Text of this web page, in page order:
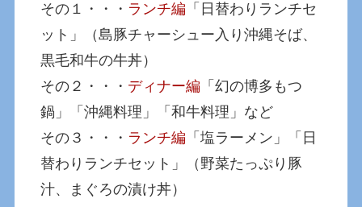
その１・・・ ランチ編 「日替わりランチセ
ット」（島豚チャーシュー入り沖縄そば、
黒毛和牛の牛丼）
その２・・・ ディナー編 「幻の博多もつ
鍋」「沖縄料理」「和牛料理」など
その３・・・ ランチ編 「塩ラーメン」「日
替わりランチセット」（野菜たっぷり豚
汁、まぐろの漬け丼）